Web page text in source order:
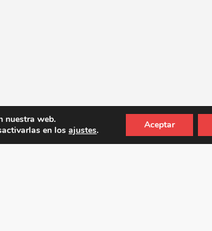
nuestra web.
en losajustes. Aceptar